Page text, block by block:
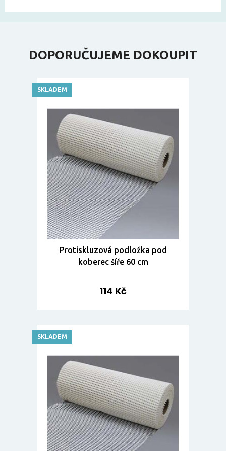
DOPORUČUJEME DOKOUPIT
Protiskluzová podložka pod
koberec šíře 60 cm
114 Kč
SKLADEM
SKLADEM